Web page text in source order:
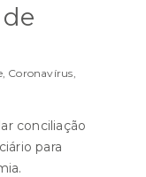
, Coronavírus,
conciliação
para